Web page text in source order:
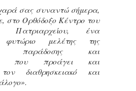
σας συναντώ σήμερα,
στο Ορθόδοξο Κέντρο του
Πατριαρχείου, ένα
φυτώριο μελέτης της
παράδοσης και
που προάγει και
τον διαθρησκειακό και
.